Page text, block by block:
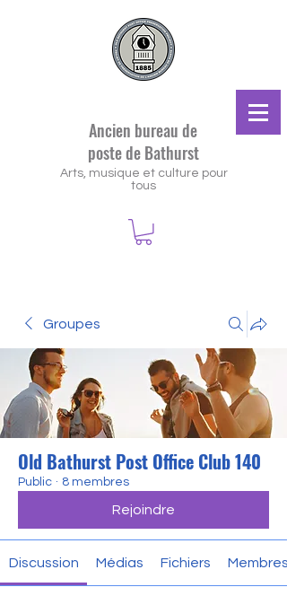
Ancien bureau de
poste de Bathurst
Arts, musique et culture pour
tous
Groupes
Old Bathurst Post Office Club 140
Public · 8 membres
Rejoindre
Discussion Médias Fichiers Membres